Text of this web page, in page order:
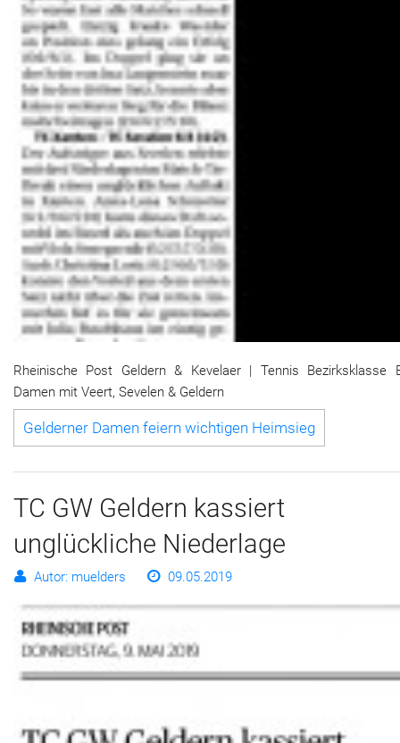
Rheinische Post Geldern & Kevelaer | Tennis Bezirksklasse
Damen mit Veert, Sevelen & Geldern
Gelderner Damen feiern wichtigen Heimsieg
TC GW Geldern kassiert
unglückliche Niederlage
Autor: muelders 09.05.2019